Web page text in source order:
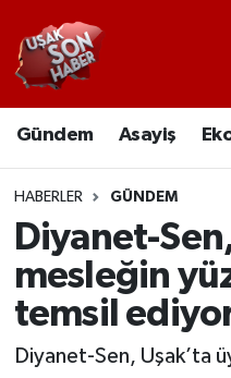
Gündem Asayiş
HABERLER GÜNDEM
Diyanet-
mesleğin
temsil
Diyanet-Sen, Uşak’ta
Uşak Nöbetçi
Uşak Hava Durumu
Uşak Namaz
Uşak Trafik
Süper Lig Puan
Tüm Manşetler